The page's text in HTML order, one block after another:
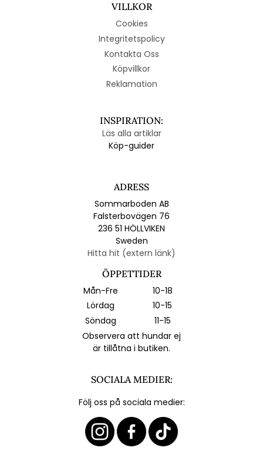
VILLKOR
Cookies
Integritetspolicy
Kontakta Oss
Köpvillkor
Reklamation
INSPIRATION:
Läs alla artiklar
Köp-guider
ADRESS
Sommarboden AB
Falsterbovägen 76
236 51 HÖLLVIKEN
Sweden
Hitta hit (extern länk)
ÖPPETTIDER
Mån-Fre
10-18
Lördag
10-15
Söndag
11-15
Observera att hundar ej
är tillåtna i butiken.
SOCIALA MEDIER:
Följ oss på sociala medier: